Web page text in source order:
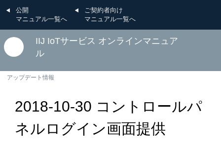
公開
マニュアル一覧へ
ご契約者向け
マニュアル一覧へ
IIJ IoTサービス オンラインマニュア
ル
アップデート情報
2018-10-30 コントロールパ
ネルログイン画面提供